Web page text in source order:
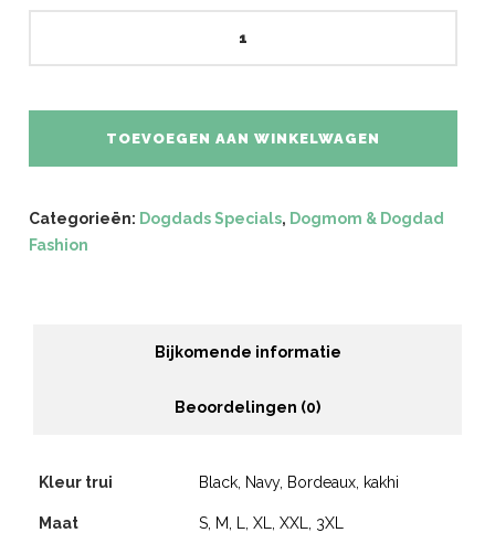
TOEVOEGEN AAN WINKELWAGEN
Categorieën: Dogdads Specials, Dogmom & Dogdad
Fashion
Bijkomende informatie
Beoordelingen (0)
Kleur trui Black, Navy, Bordeaux, kakhi
Maat S, M, L, XL, XXL, 3XL